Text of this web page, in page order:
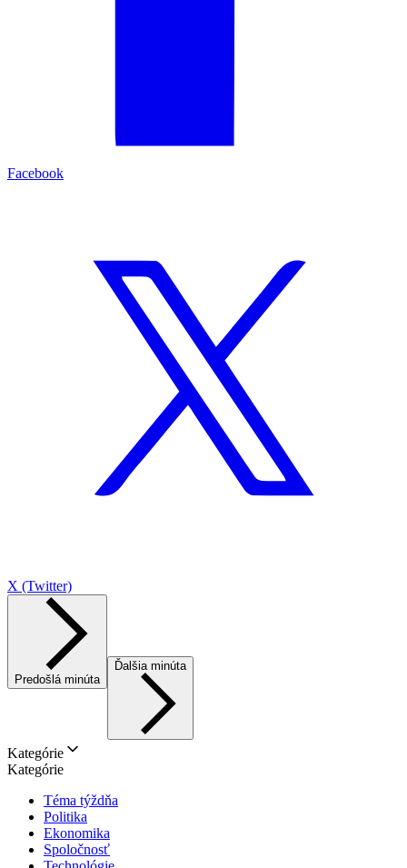
Facebook
X (Twitter)
Predošlá minúta
Ďalšia minúta
Kategórie
Kategórie
Téma týždňa
Politika
Ekonomika
Spoločnosť